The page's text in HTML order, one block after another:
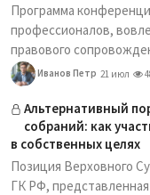
Программа
профессионалов,
правового
Иванов Петр 21 июл
Альтернативный
собраний: как
в собственных целях
Позиция Верховного
ГК РФ,